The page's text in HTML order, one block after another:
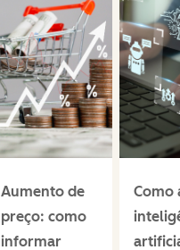
Aumento de
preço: como
informar
Como